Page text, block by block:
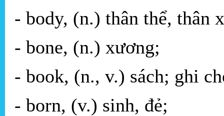
- body, (n.) thân thể, thân
- bone, (n.) xương;
- book, (n., v.) sách; ghi
- born, (v.) sinh, đẻ;